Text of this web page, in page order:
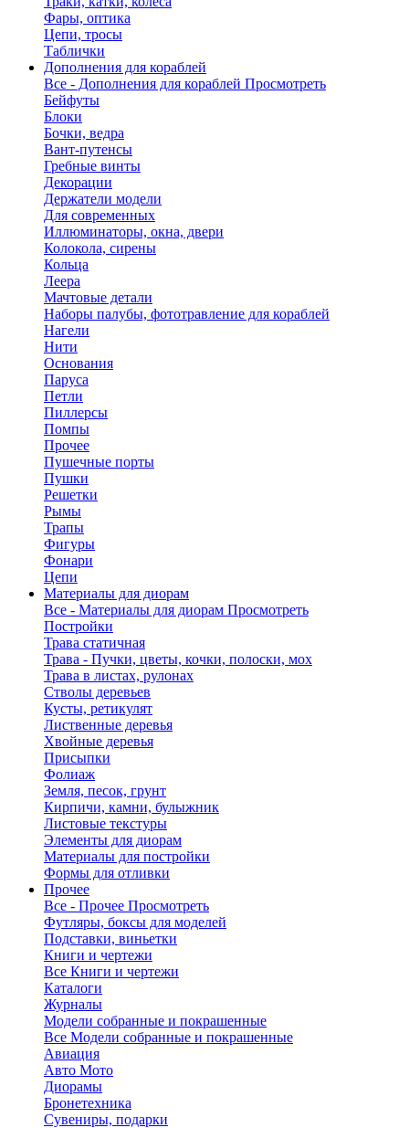
Фары, оптика
Цепи, тросы
Таблички
Дополнения для кораблей
Все - Дополнения для кораблей Просмотреть
Бейфуты
Блоки
Бочки, ведра
Вант-путенсы
Гребные винты
Декорации
Держатели модели
Для современных
Иллюминаторы, окна, двери
Колокола, сирены
Кольца
Леера
Мачтовые детали
Наборы палубы, фототравление для кораблей
Нагели
Нити
Основания
Паруса
Петли
Пиллерсы
Помпы
Прочее
Пушечные порты
Пушки
Решетки
Рымы
Трапы
Фигуры
Фонари
Цепи
Материалы для диорам
Все - Материалы для диорам Просмотреть
Постройки
Трава статичная
Трава - Пучки, цветы, кочки, полоски, мох
Трава в листах, рулонах
Стволы деревьев
Кусты, ретикулят
Лиственные деревья
Хвойные деревья
Присыпки
Фолиаж
Земля, песок, грунт
Кирпичи, камни, булыжник
Листовые текстуры
Элементы для диорам
Материалы для постройки
Формы для отливки
Прочее
Все - Прочее Просмотреть
Футляры, боксы для моделей
Подставки, виньетки
Книги и чертежи
Все Книги и чертежи
Каталоги
Журналы
Модели собранные и покрашенные
Все Модели собранные и покрашенные
Авиация
Авто Мото
Диорамы
Бронетехника
Сувениры, подарки